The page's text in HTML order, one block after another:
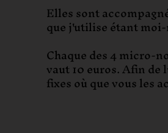
Elles sont
que j'utilise étant
Chaque des 4 micro-
vaut 10 euros. Afin
fixes où que vous les